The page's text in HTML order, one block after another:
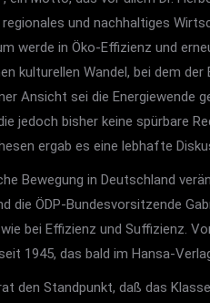
und nachhaltiges
werde in Öko-Effizienz und
Wandel, bei dem
Ansicht sei die
jedoch bisher keine spürbare
ergab es eine lebhafte
Bewegung in Deutschland
ÖDP-Bundesvorsitzende
bei Effizienz und Suffizienz.
1945, das bald im Hansa-
den Standpunkt, daß das